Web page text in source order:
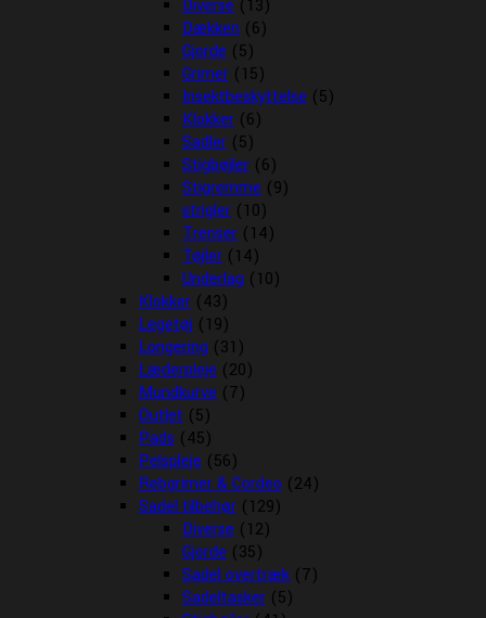
Diverse (13)
Dækken (6)
Gjorde (5)
Grimer (15)
Insektbeskyttelse (5)
Klokker (6)
Sadler (5)
Stigbøjler (6)
Stigremme (9)
strigler (10)
Trenser (14)
Tøjler (14)
Underlag (10)
Klokker (43)
Legetøj (19)
Longering (31)
Læderpleje (20)
Mundkurve (7)
Outlet (5)
Pads (45)
Pelspleje (56)
Rebgrimer & Cordeo (24)
Sadel tilbehør (129)
Diverse (12)
Gjorde (35)
Sadel overtræk (7)
Sadeltasker (5)